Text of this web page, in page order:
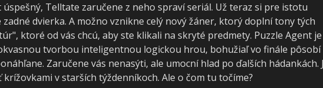
Telltate zaručene z neho spraví seriál. Už teraz si pre istotu
dvierka. A možno vznikne celý nový žáner, ktorý doplní tony tých
ktoré od vás chcú, aby ste klikali na skryté predmety. Puzzle Agent je
tvorbou inteligentnou logickou hrou, bohužiaľ vo finále
Zaručene vás nenasýti, ale umocní hlad po ďalších hádankách.
v starších týždenníkoch. Ale o čom tu točíme?